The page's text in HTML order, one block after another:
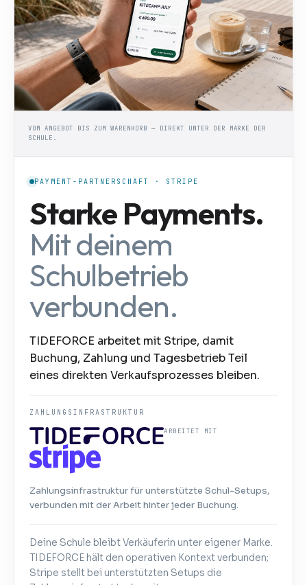
VOM ANGEBOT BIS ZUM WARENKORB — DIREKT UNTER DER MARKE DER
SCHULE.
PAYMENT-PARTNERSCHAFT · STRIPE
Starke Payments.
Mit deinem
Schulbetrieb
verbunden.
TIDEFORCE arbeitet mit Stripe, damit
Buchung, Zahlung und Tagesbetrieb Teil
eines direkten Verkaufsprozesses bleiben.
ZAHLUNGSINFRASTRUKTUR
ARBEITET MIT
Zahlungsinfrastruktur für unterstützte Schul-Setups,
verbunden mit der Arbeit hinter jeder Buchung.
Deine Schule bleibt Verkäuferin unter eigener Marke.
TIDEFORCE hält den operativen Kontext verbunden;
Stripe stellt bei unterstützten Setups die